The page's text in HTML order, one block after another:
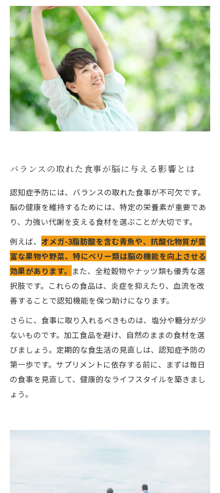
バランスの取れた食事が脳に与える影響とは
認知症予防には、バランスの取れた食事が不可欠です。
脳の健康を維持するためには、特定の栄養素が重要であ
り、力強い代謝を支える食材を選ぶことが大切です。
例えば、 オメガ-3脂肪酸を含む青魚や、抗酸化物質が豊
富な果物や野菜、特にベリー類は脳の機能を向上させる
効果があります。 また、全粒穀物やナッツ類も優秀な選
択肢です。これらの食品は、炎症を抑えたり、血流を改
善することで認知機能を保つ助けになります。
さらに、食事に取り入れるべきものは、塩分や糖分が少
ないものです。加工食品を避け、自然のままの食材を選
びましょう。定期的な食生活の見直しは、認知症予防の
第一歩です。サプリメントに依存する前に、まずは毎日
の食事を見直して、健康的なライフスタイルを築きまし
ょう。